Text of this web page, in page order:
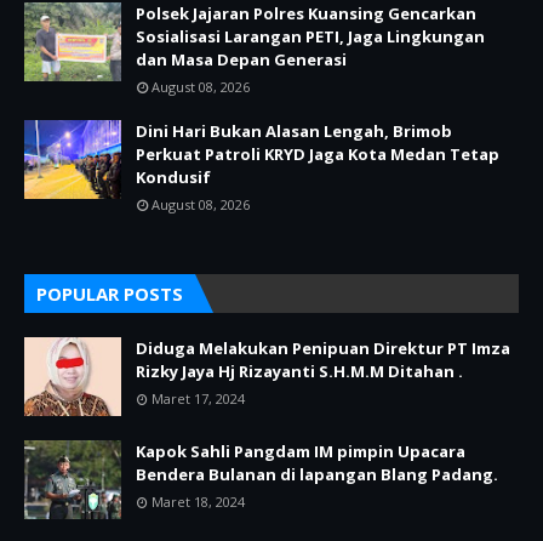
Polsek Jajaran Polres Kuansing Gencarkan
Sosialisasi Larangan PETI, Jaga Lingkungan
dan Masa Depan Generasi
August 08, 2026
Dini Hari Bukan Alasan Lengah, Brimob
Perkuat Patroli KRYD Jaga Kota Medan Tetap
Kondusif
August 08, 2026
POPULAR POSTS
Diduga Melakukan Penipuan Direktur PT Imza
Rizky Jaya Hj Rizayanti S.H.M.M Ditahan .
Maret 17, 2024
Kapok Sahli Pangdam IM pimpin Upacara
Bendera Bulanan di lapangan Blang Padang.
Maret 18, 2024